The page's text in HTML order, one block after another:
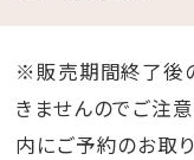
※販売期間終了後
きませんのでご注
内にご予約のお取